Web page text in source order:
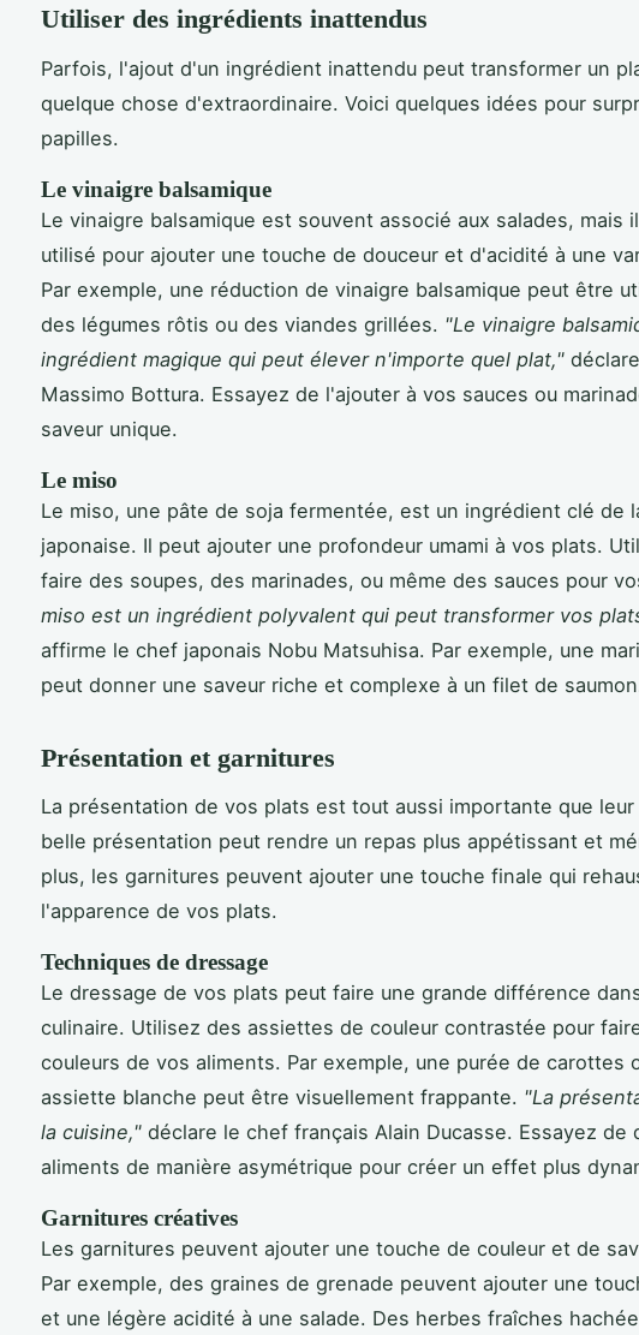
Utiliser des ingrédients inattendus
Parfois, l'ajout d'un ingrédient inattendu peut transformer un
quelque chose d'extraordinaire. Voici quelques idées pour
papilles.
Le vinaigre balsamique
Le vinaigre balsamique est souvent associé aux salades, mais
utilisé pour ajouter une touche de douceur et d'acidité à une
Par exemple, une réduction de vinaigre balsamique peut être
des légumes rôtis ou des viandes grillées. "Le vinaigre
ingrédient magique qui peut élever n'importe quel plat,"
Massimo Bottura. Essayez de l'ajouter à vos sauces ou
saveur unique.
Le miso
Le miso, une pâte de soja fermentée, est un ingrédient clé de
japonaise. Il peut ajouter une profondeur umami à vos plats.
faire des soupes, des marinades, ou même des sauces pour
miso est un ingrédient polyvalent qui peut transformer vos
affirme le chef japonais Nobu Matsuhisa. Par exemple, une
peut donner une saveur riche et complexe à un filet de
Présentation et garnitures
La présentation de vos plats est tout aussi importante que leur
belle présentation peut rendre un repas plus appétissant et
plus, les garnitures peuvent ajouter une touche finale qui
l'apparence de vos plats.
Techniques de dressage
Le dressage de vos plats peut faire une grande différence
culinaire. Utilisez des assiettes de couleur contrastée pour
couleurs de vos aliments. Par exemple, une purée de carottes
assiette blanche peut être visuellement frappante. "La
la cuisine," déclare le chef français Alain Ducasse. Essayez de
aliments de manière asymétrique pour créer un effet plus
Garnitures créatives
Les garnitures peuvent ajouter une touche de couleur et de
Par exemple, des graines de grenade peuvent ajouter une
et une légère acidité à une salade. Des herbes fraîches